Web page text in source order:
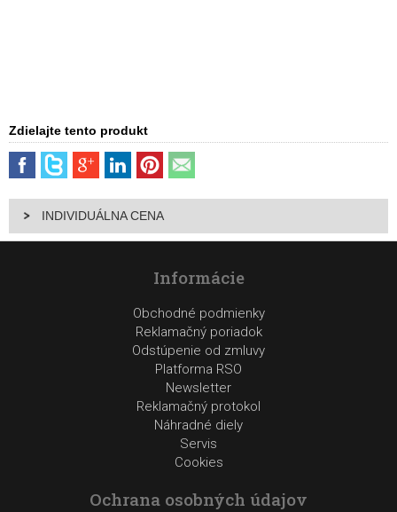
Zdielajte tento produkt
INDIVIDUÁLNA CENA
Informácie
Obchodné podmienky
Reklamačný poriadok
Odstúpenie od zmluvy
Platforma RSO
Newsletter
Reklamačný protokol
Náhradné diely
Servis
Cookies
Ochrana osobných údajov